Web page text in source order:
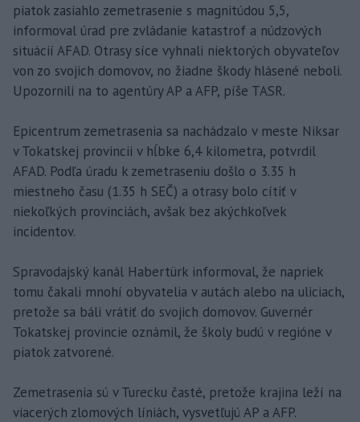
piatok zasiahlo zemetrasenie s magnitúdou 5,5,
informoval úrad pre zvládanie katastrof a núdzových
situácií AFAD. Otrasy síce vyhnali niektorých obyvateľov
von zo svojich domovov, no žiadne škody hlásené neboli.
Upozornili na to agentúry AP a AFP, píše TASR.
Epicentrum zemetrasenia sa nachádzalo v meste Niksar
v Tokatskej provincii v hĺbke 6,4 kilometra, potvrdil
AFAD. Podľa úradu k zemetraseniu došlo o 3.35 h
miestneho času (1.35 h SEČ) a otrasy bolo cítiť v
niekoľkých provinciách, avšak bez akýchkoľvek
incidentov.
Spravodajský kanál Habertürk informoval, že napriek
tomu čakali mnohí obyvatelia v autách alebo na uliciach,
pretože sa báli vrátiť do svojich domovov. Guvernér
Tokatskej provincie oznámil, že školy budú v regióne v
piatok zatvorené.
Zemetrasenia sú v Turecku časté, pretože krajina leží na
viacerých zlomových líniách, vysvetľujú AP a AFP.